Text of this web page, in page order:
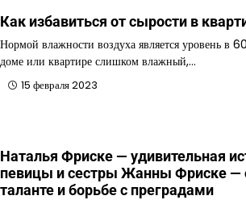
Как избавиться от сырости в
Нормой влажности воздуха является уровень в
доме или квартире слишком влажный,…
15 февраля 2023
Наталья Фриске — удивительная
певицы и сестры Жанны Фриске —
таланте и борьбе с преградами